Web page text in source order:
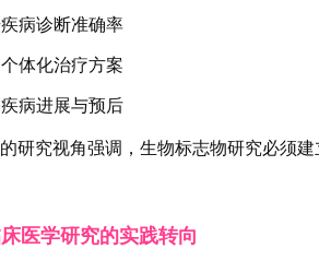
病诊断准确率
体化治疗方案
病进展与预后
研究视角强调，生物标志物研究必须建
床医学研究的实践转向